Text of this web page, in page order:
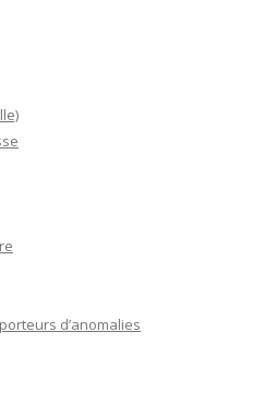
d’anomalies